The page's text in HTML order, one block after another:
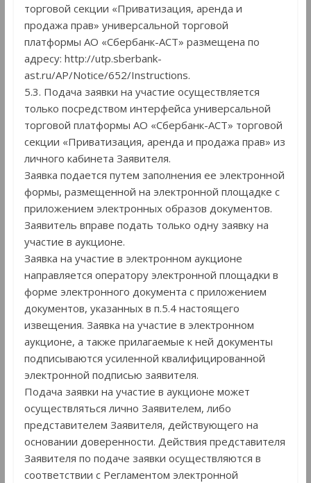
торговой секции «Приватизация, аренда и
продажа прав» универсальной торговой
платформы АО «Сбербанк-АСТ» размещена по
адресу: http://utp.sberbank-
ast.ru/AP/Notice/652/Instructions.
5.3. Подача заявки на участие осуществляется
только посредством интерфейса универсальной
торговой платформы АО «Сбербанк-АСТ» торговой
секции «Приватизация, аренда и продажа прав» из
личного кабинета Заявителя.
Заявка подается путем заполнения ее электронной
формы, размещенной на электронной площадке с
приложением электронных образов документов.
Заявитель вправе подать только одну заявку на
участие в аукционе.
Заявка на участие в электронном аукционе
направляется оператору электронной площадки в
форме электронного документа с приложением
документов, указанных в п.5.4 настоящего
извещения. Заявка на участие в электронном
аукционе, а также прилагаемые к ней документы
подписываются усиленной квалифицированной
электронной подписью заявителя.
Подача заявки на участие в аукционе может
осуществляться лично Заявителем, либо
представителем Заявителя, действующего на
основании доверенности. Действия представителя
Заявителя по подаче заявки осуществляются в
соответствии с Регламентом электронной